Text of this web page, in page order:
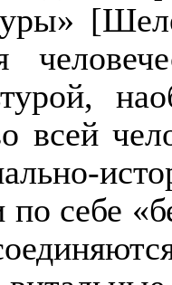
всей
себе